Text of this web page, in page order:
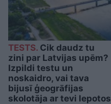
TESTS. Cik daudz tu
zini par Latvijas upēm?
Izpildi testu un
noskaidro, vai tava
bijusī ģeogrāfijas
skolotāja ar tevi lepotos